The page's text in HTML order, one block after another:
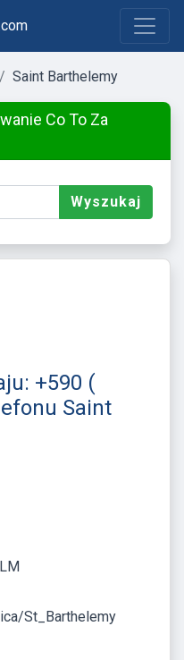
Saint Barthelemy
Co To Za
Wyszukaj
+590 (
Saint
St_Barthelemy